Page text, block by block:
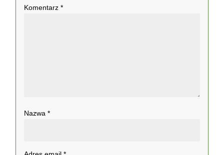
Komentarz*
Nazwa*